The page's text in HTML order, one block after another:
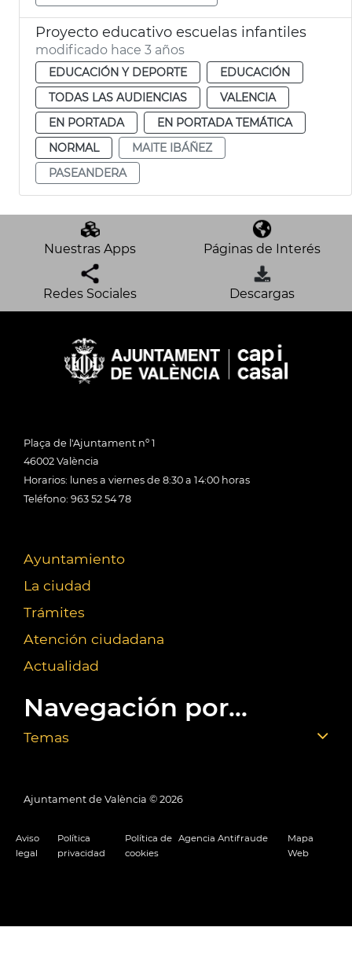
Proyecto educativo escuelas infantiles
modificado hace 3 años
EDUCACIÓN Y DEPORTE
EDUCACIÓN
TODAS LAS AUDIENCIAS
VALENCIA
EN PORTADA
EN PORTADA TEMÁTICA
NORMAL
MAITE IBÁÑEZ
PASEANDERA
Nuestras Apps Páginas de Interés
Redes Sociales Descargas
Plaça de l'Ajuntament nº 1
46002 València
Horarios: lunes a viernes de 8:30 a 14:00 horas
Teléfono: 963 52 54 78
Ayuntamiento
La ciudad
Trámites
Atención ciudadana
Actualidad
Navegación por...
Temas
Ajuntament de València © 2026
Aviso
legal
Política
privacidad
Política de
cookies
Agencia Antifraude
Mapa
Web